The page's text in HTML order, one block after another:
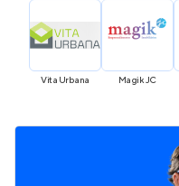
Vita Urbana Magik JC